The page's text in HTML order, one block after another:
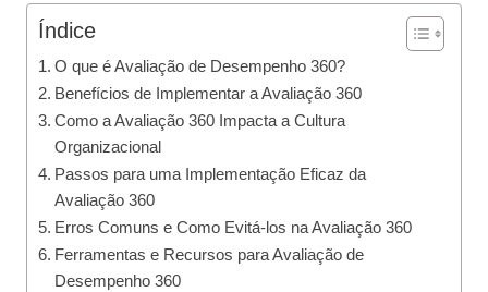
Índice
O que é Avaliação de Desempenho 360?
Benefícios de Implementar a Avaliação 360
Como a Avaliação 360 Impacta a Cultura
Organizacional
Passos para uma Implementação Eficaz da
Avaliação 360
Erros Comuns e Como Evitá-los na Avaliação 360
Ferramentas e Recursos para Avaliação de
Desempenho 360